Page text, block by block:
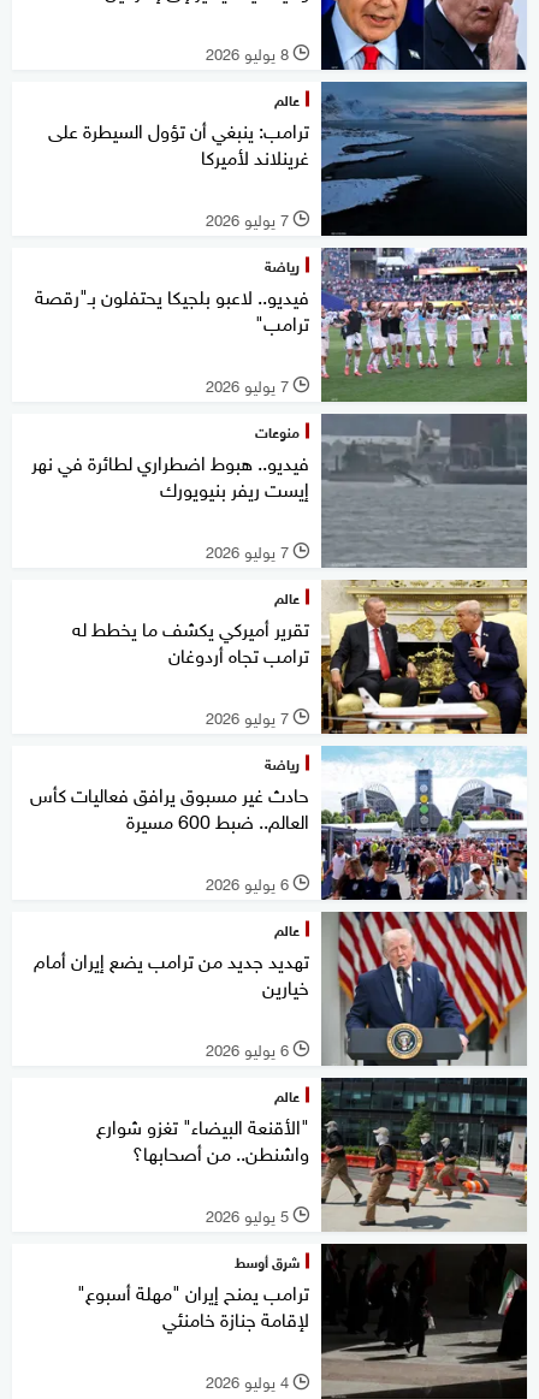
l 8 يوليو 2026
عالم
ترامب: ينبغي أن تؤول السيطرة على
غرينلاند لأميركا
l 7 يوليو 2026
رياضة
فيديو.. لاعبو بلجيكا يحتفلون بـ"رقصة
ترامب"
l 7 يوليو 2026
منوعات
فيديو.. هبوط اضطراري لطائرة في نهر
إيست ريفر بنيويورك
l 7 يوليو 2026
عالم
تقرير أميركي يكشف ما يخطط له
ترامب تجاه أردوغان
l 7 يوليو 2026
رياضة
حادث غير مسبوق يرافق فعاليات كأس
العالم.. ضبط 600 مسيرة
l 6 يوليو 2026
عالم
تهديد جديد من ترامب يضع إيران أمام
خيارين
l 6 يوليو 2026
عالم
"الأقنعة البيضاء" تغزو شوارع
واشنطن.. من أصحابها؟
l 5 يوليو 2026
شرق أوسط
ترامب يمنح إيران "مهلة أسبوع"
لإقامة جنازة خامنئي
l 4 يوليو 2026